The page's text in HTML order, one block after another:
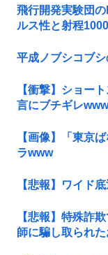
飛行開発実験団
ルス性と射程
平成ノブシコブ
【衝撃】ショー
言にブチギレ
【画像】「東京
ラwww
【悲報】ワイド
【悲報】特殊詐
師に騙し取られ